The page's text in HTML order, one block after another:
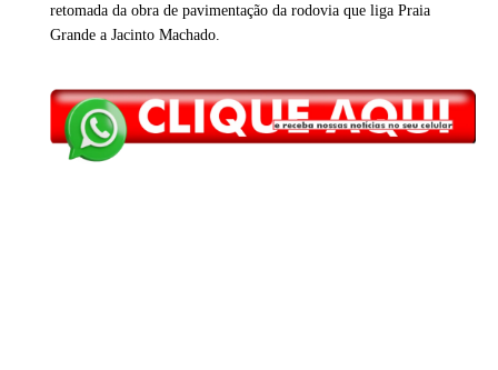
retomada da obra de pavimentação da rodovia que liga Praia
Grande a Jacinto Machado.